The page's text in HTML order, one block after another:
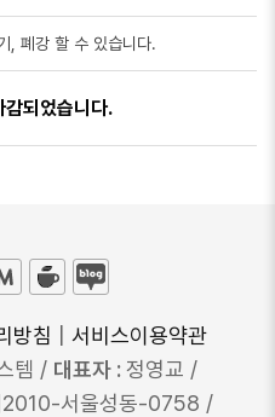
, 폐강 할 수 있습니다.
감되었습니다.
방침
서비스이용약관
템 / 대표자 :정영교 /
2010-서울성동-0758 /